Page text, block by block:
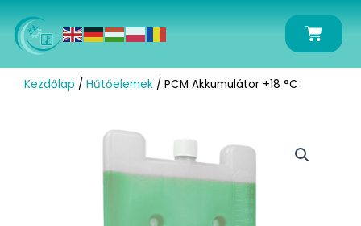
Skip
to
content
Kosár
Kezdőlap / Hűtőelemek / PCM Akkumulátor +18 °C